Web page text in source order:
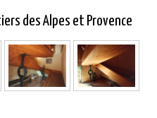
des Alpes et Provence